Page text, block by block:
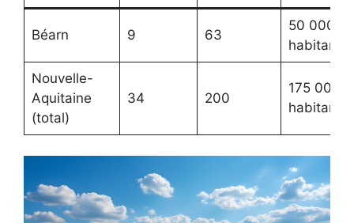
Béarn 9 63
50 000
habitants
Nouvelle-
Aquitaine
(total)
34 200
175 000
habitants